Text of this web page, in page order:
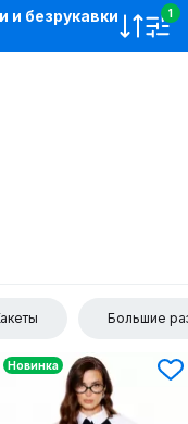
и безрукавки 1
Большие
Новинка